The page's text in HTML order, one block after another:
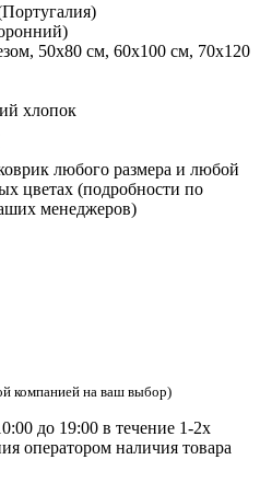
50х80 см, 60х100 см, 70х120
хлопок
любого размера и любой
цветах (подробности по
менеджеров)
компанией на ваш выбор)
до 19:00 в течение 1-2х
оператором наличия товара